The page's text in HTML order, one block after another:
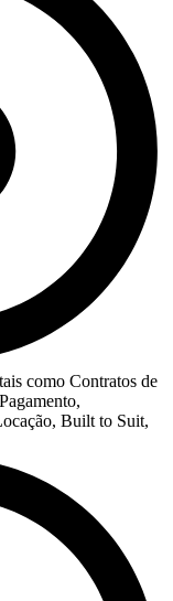
como Contratos de
Built to Suit,